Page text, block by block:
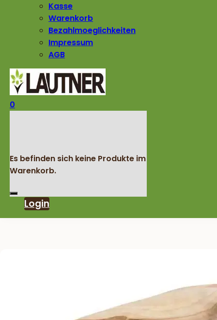
Kasse
Warenkorb
Bezahlmoeglichkeiten
Impressum
AGB
0
Es befinden sich keine Produkte im
Warenkorb.
Login